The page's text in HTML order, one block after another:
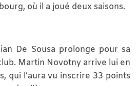
où il a joué deux saisons.
De Sousa prolonge pour sa
Martin Novotny arrive lui en
qui l’aura vu inscrire 33 points